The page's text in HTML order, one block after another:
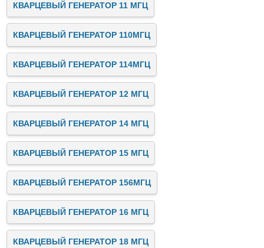
КВАРЦЕВЫЙ ГЕНЕРАТОР 11 МГЦ
КВАРЦЕВЫЙ ГЕНЕРАТОР 110МГЦ
КВАРЦЕВЫЙ ГЕНЕРАТОР 114МГЦ
КВАРЦЕВЫЙ ГЕНЕРАТОР 12 МГЦ
КВАРЦЕВЫЙ ГЕНЕРАТОР 14 МГЦ
КВАРЦЕВЫЙ ГЕНЕРАТОР 15 МГЦ
КВАРЦЕВЫЙ ГЕНЕРАТОР 156МГЦ
КВАРЦЕВЫЙ ГЕНЕРАТОР 16 МГЦ
КВАРЦЕВЫЙ ГЕНЕРАТОР 18 МГЦ